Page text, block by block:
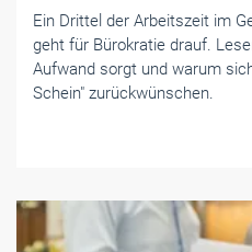
Ein Drittel der Arbeitszeit im
geht für Bürokratie drauf.
Aufwand sorgt und warum
Schein" zurückwünschen.